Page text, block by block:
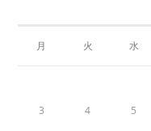
月 火 水
3 4 5